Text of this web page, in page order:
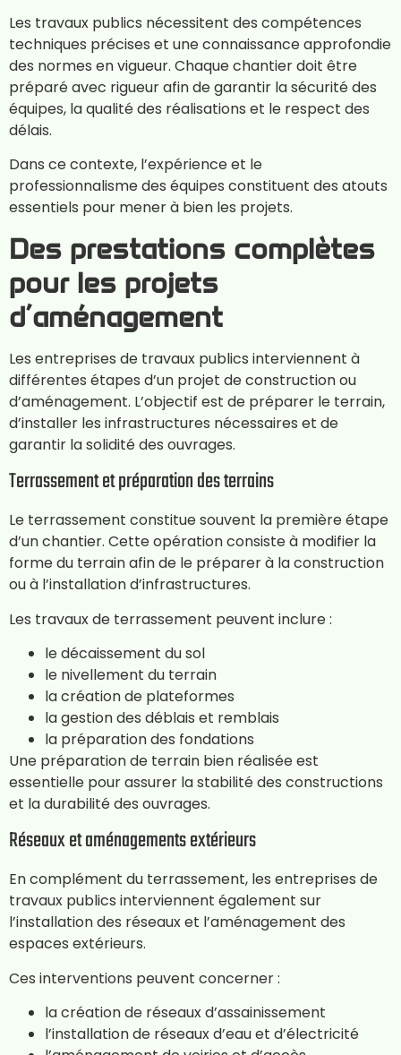
Les travaux publics nécessitent des compétences
techniques précises et une connaissance approfondie
des normes en vigueur. Chaque chantier doit être
préparé avec rigueur afin de garantir la sécurité des
équipes, la qualité des réalisations et le respect des
délais.
Dans ce contexte, l’expérience et le
professionnalisme des équipes constituent des atouts
essentiels pour mener à bien les projets.
Des prestations complètes
pour les projets
d’aménagement
Les entreprises de travaux publics interviennent à
différentes étapes d’un projet de construction ou
d’aménagement. L’objectif est de préparer le terrain,
d’installer les infrastructures nécessaires et de
garantir la solidité des ouvrages.
Terrassement et préparation des terrains
Le terrassement constitue souvent la première étape
d’un chantier. Cette opération consiste à modifier la
forme du terrain afin de le préparer à la construction
ou à l’installation d’infrastructures.
Les travaux de terrassement peuvent inclure :
le décaissement du sol
le nivellement du terrain
la création de plateformes
la gestion des déblais et remblais
la préparation des fondations
Une préparation de terrain bien réalisée est
essentielle pour assurer la stabilité des constructions
et la durabilité des ouvrages.
Réseaux et aménagements extérieurs
En complément du terrassement, les entreprises de
travaux publics interviennent également sur
l’installation des réseaux et l’aménagement des
espaces extérieurs.
Ces interventions peuvent concerner :
la création de réseaux d’assainissement
l’installation de réseaux d’eau et d’électricité